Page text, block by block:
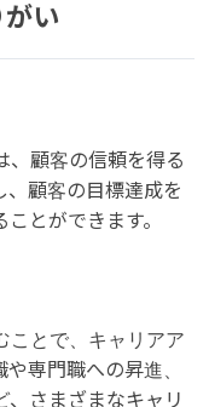
い
、顧客の信頼を得る
、顧客の目標達成を
とができます。
ことで、キャリアア
専門職への昇進、
、さまざまなキャリ